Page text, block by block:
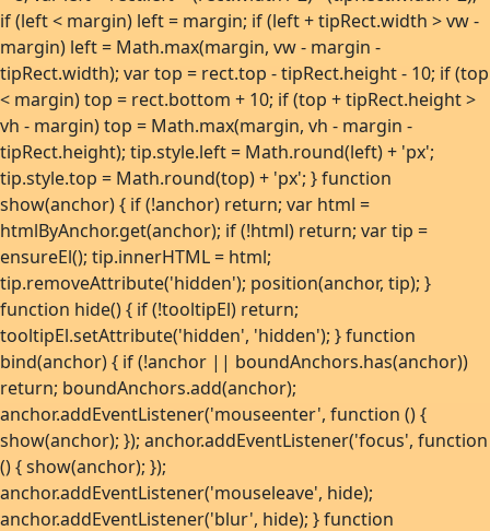
if (left < margin) left = margin; if (left + tipRect.width > vw -
margin) left = Math.max(margin, vw - margin -
tipRect.width); var top = rect.top - tipRect.height - 10; if (top
< margin) top = rect.bottom + 10; if (top + tipRect.height >
vh - margin) top = Math.max(margin, vh - margin -
tipRect.height); tip.style.left = Math.round(left) + 'px';
tip.style.top = Math.round(top) + 'px'; } function
show(anchor) { if (!anchor) return; var html =
htmlByAnchor.get(anchor); if (!html) return; var tip =
ensureEl(); tip.innerHTML = html;
tip.removeAttribute('hidden'); position(anchor, tip); }
function hide() { if (!tooltipEl) return;
tooltipEl.setAttribute('hidden', 'hidden'); } function
bind(anchor) { if (!anchor || boundAnchors.has(anchor))
return; boundAnchors.add(anchor);
anchor.addEventListener('mouseenter', function () {
show(anchor); }); anchor.addEventListener('focus', function
() { show(anchor); });
anchor.addEventListener('mouseleave', hide);
anchor.addEventListener('blur', hide); } function